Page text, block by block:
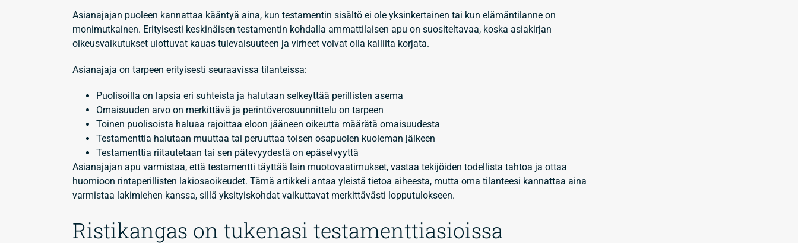
Asianajajan puoleen kannattaa kääntyä aina, kun testamentin sisältö ei ole yksinkertainen tai kun elämäntilanne on
monimutkainen. Erityisesti keskinäisen testamentin kohdalla ammattilaisen apu on suositeltavaa, koska asiakirjan
oikeusvaikutukset ulottuvat kauas tulevaisuuteen ja virheet voivat olla kalliita korjata.
Asianajaja on tarpeen erityisesti seuraavissa tilanteissa:
Puolisoilla on lapsia eri suhteista ja halutaan selkeyttää perillisten asema
Omaisuuden arvo on merkittävä ja perintöverosuunnittelu on tarpeen
Toinen puolisoista haluaa rajoittaa eloon jääneen oikeutta määrätä omaisuudesta
Testamenttia halutaan muuttaa tai peruuttaa toisen osapuolen kuoleman jälkeen
Testamenttia riitautetaan tai sen pätevyydestä on epäselvyyttä
Asianajajan apu varmistaa, että testamentti täyttää lain muotovaatimukset, vastaa tekijöiden todellista tahtoa ja ottaa
huomioon rintaperillisten lakiosaoikeudet. Tämä artikkeli antaa yleistä tietoa aiheesta, mutta oma tilanteesi kannattaa aina
varmistaa lakimiehen kanssa, sillä yksityiskohdat vaikuttavat merkittävästi lopputulokseen.
Ristikangas on tukenasi testamenttiasioissa